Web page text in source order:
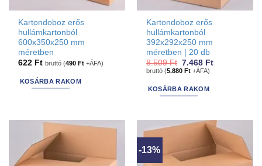
Kartondoboz erős
hullámkartonból
600x350x250 mm
méretben
622 Ft bruttó (490Ft +ÁFA)
KOSÁRBA RAKOM
Kartondoboz erős
hullámkartonból
392x292x250 mm
méretben | 20 db
8.509Ft Original
price
8.509 Ft.
7.468 FtCurrent
bruttó (5.880Ft +ÁFA)
KOSÁRBA RAKOM
-13%